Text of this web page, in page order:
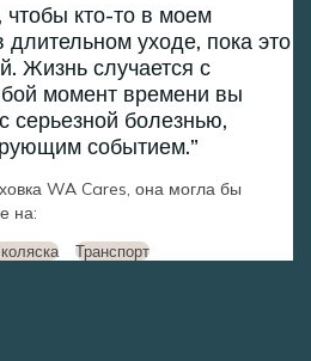
кто-то в моем
длительном уходе, пока это
Жизнь случается с
момент времени вы
серьезной болезнью,
событием.
WA Cares, она могла бы
на:
Транспорт